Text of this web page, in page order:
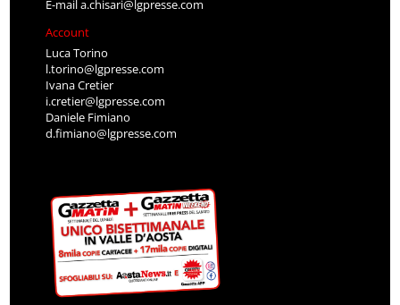
E-maila.chisari@lgpresse.com
Account
Luca Torino
l.torino@lgpresse.com
Ivana Cretier
i.cretier@lgpresse.com
Daniele Fimiano
d.fimiano@lgpresse.com